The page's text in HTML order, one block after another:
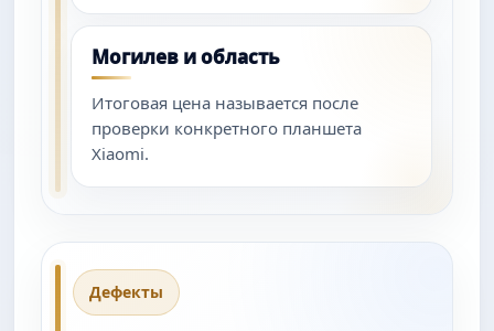
Могилев и область
Итоговая цена называется после
проверки конкретного планшета
Xiaomi.
Дефекты